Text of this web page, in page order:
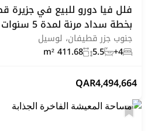
فلل فيا دورو للبيع في جزيرة
بخطة سداد مرنة لمدة 5 سنوات
جنوب جزر قطيفان، لوسيل
4+
5.5
411.68 m²
4,494,664
QAR